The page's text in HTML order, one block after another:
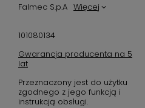
Falmec S.p.A Więcej
101080134
Gwarancja producenta na 5
lat
Przeznaczony jest do użytku
zgodnego z jego funkcją i
instrukcją obsługi.